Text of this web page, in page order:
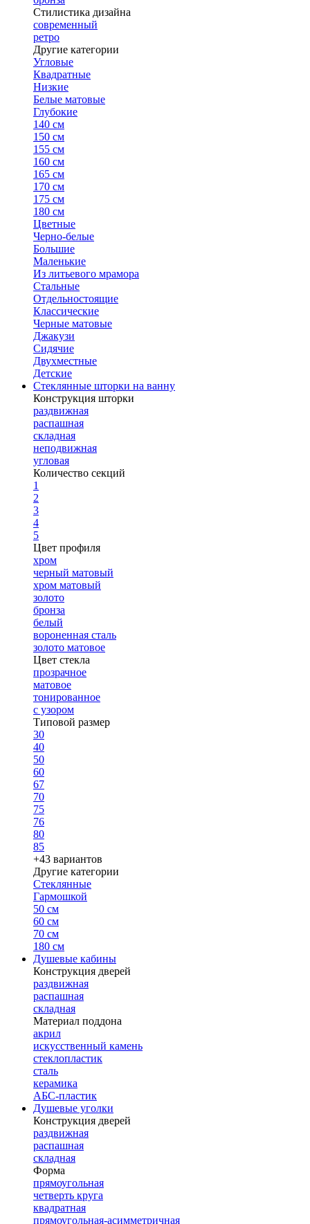
Стилистика дизайна
современный
ретро
Другие категории
Угловые
Квадратные
Низкие
Белые матовые
Глубокие
140 см
150 см
155 см
160 см
165 см
170 см
175 см
180 см
Цветные
Черно-белые
Большие
Маленькие
Из литьевого мрамора
Стальные
Отдельностоящие
Классические
Черные матовые
Джакузи
Сидячие
Двухместные
Детские
Стеклянные шторки на ванну
Конструкция шторки
раздвижная
распашная
складная
неподвижная
угловая
Количество секций
1
2
3
4
5
Цвет профиля
хром
черный матовый
хром матовый
золото
бронза
белый
вороненная сталь
золото матовое
Цвет стекла
прозрачное
матовое
тонированное
с узором
Типовой размер
30
40
50
60
67
70
75
76
80
85
+43 вариантов
Другие категории
Стеклянные
Гармошкой
50 см
60 см
70 см
180 см
Душевые кабины
Конструкция дверей
раздвижная
распашная
складная
Материал поддона
акрил
искусственный камень
стеклопластик
сталь
керамика
АБС-пластик
Душевые уголки
Конструкция дверей
раздвижная
распашная
складная
Форма
прямоугольная
четверть круга
квадратная
прямоугольная-асимметричная